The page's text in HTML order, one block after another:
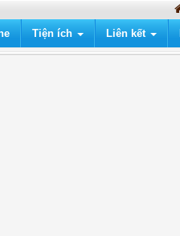
Tiện ích Liên kết